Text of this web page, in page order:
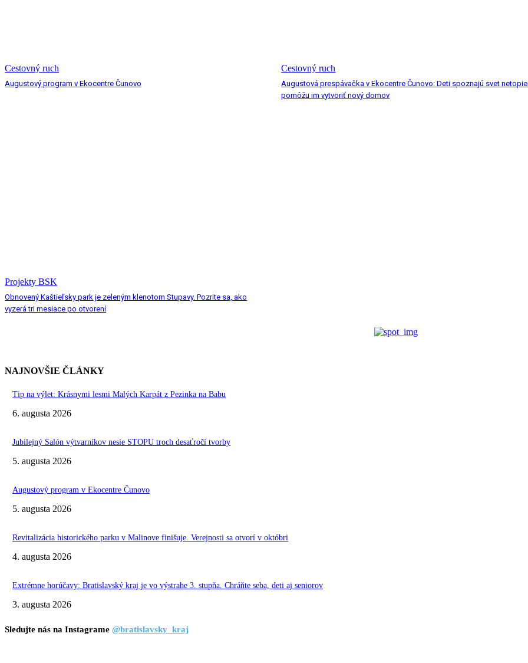
Cestovný ruch
Augustový program v Ekocentre Čunovo
Cestovný ruch
Augustová prespávačka v Ekocentre Čunovo: Deti spoznajú svet
pomôžu im vytvoriť nový domov
Projekty BSK
Obnovený Kaštieľsky park je zeleným klenotom Stupavy. Pozrite sa, ako
vyzerá tri mesiace po otvorení
NAJNOVŠIE ČLÁNKY
Tip na výlet: Krásnymi lesmi Malých Karpát z Pezinka na Babu
6. augusta 2026
Jubilejný Salón výtvarníkov nesie STOPU troch desaťročí tvorby
5. augusta 2026
Augustový program v Ekocentre Čunovo
5. augusta 2026
Revitalizácia historického parku v Malinove finišuje. Verejnosti sa otvorí v októbri
4. augusta 2026
Extrémne horúčavy: Bratislavský kraj je vo výstrahe 3. stupňa. Chráňte seba, deti aj seniorov
3. augusta 2026
Sledujte nás na Instagrame @bratislavsky_kraj